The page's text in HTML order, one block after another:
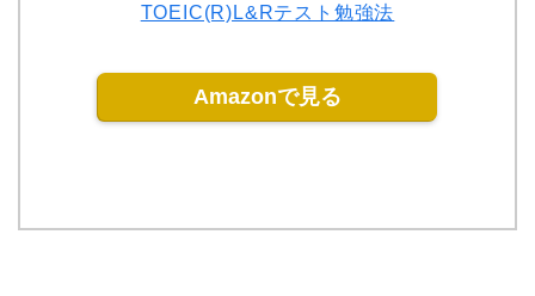
TOEIC(R)L&Rテスト勉強法
Amazonで見る